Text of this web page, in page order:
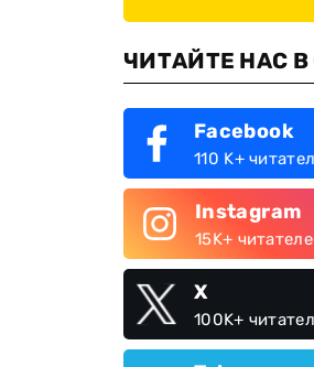
ЧИТАЙТЕ НАС
Facebook
110 K+
Instagram
15K+
X
100K+